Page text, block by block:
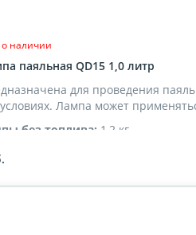
наличии
паяльная QD15 1,0 литр
для проведения
Лампа может
без топлива: 1,2 кг